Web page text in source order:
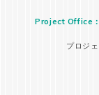
Project Office
プロジ